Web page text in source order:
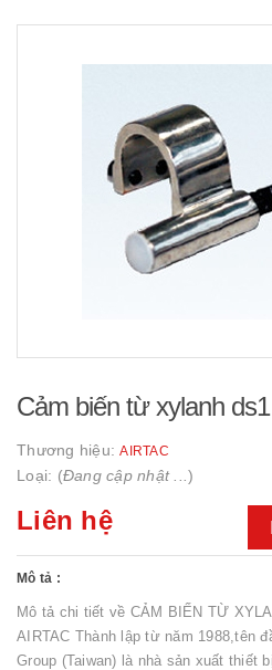
Cảm biến từ xylanh
Thương hiệu:AIRTAC
Loại: (Đang cập nhật ... )
Liên hệ
Mô tả :
Mô tả chi tiết về CẢM BIẾN TỪ
AIRTAC Thành lập từ năm 1988,tên
Group (Taiwan) là nhà sản xuất thiết